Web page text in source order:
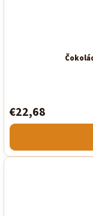
€22,68